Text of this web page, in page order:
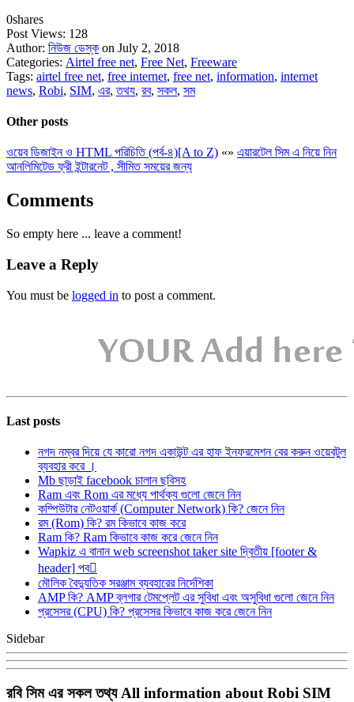
0shares
Post Views: 128
Author: নিউজ ডেস্ক on July 2, 2018
Categories: Airtel free net, Free Net, Freeware
Tags: airtel free net, free internet, free net, information, internet
news, Robi, SIM, এর,তথয, রব, সকল, সম
Other posts
ওয়েব ডিজাইন ও HTML পরিচিতি (পর্ব-৪)[A to Z) «» এয়ারটেল সিম এ নিয়ে নিন
আনলিমিটেড ফ্রী ইন্টারনেট , সীমিত সময়ের জন্য
Comments
So empty here ... leave a comment!
Leave a Reply
You must be logged in to post a comment.
Last posts
নগদ নম্বর দিয়ে যে কারো নগদ একাউন্ট এর হাফ ইনফরমেশন বের করুন ওয়েবটুল
ব্যবহার করে ।
Mb ছাড়াই facebook চালান ছবিসহ
Ram এবং Rom এর মধ্যে পার্থক্য গুলো জেনে নিন
কম্পিউটার নেটওয়ার্ক (Computer Network) কি? জেনে নিন
রম (Rom) কি? রম কিভাবে কাজ করে
Ram কি? Ram কিভাবে কাজ করে জেনে নিন
Wapkiz এ বানান web screenshot taker site দ্বিতীয় [footer &
header] পব
মৌলিক বৈদ্যুতিক সরঞ্জাম ব্যবহারের নির্দেশিকা
AMP কি? AMP ব্লগার টেমপ্লেট এর সুবিধা এবং অসুবিধা গুলো জেনে নিন
প্রসেসর (CPU) কি? প্রসেসর কিভাবে কাজ করে জেনে নিন
Sidebar
রবি সিম এর সকল তথ্য All information about Robi SIM